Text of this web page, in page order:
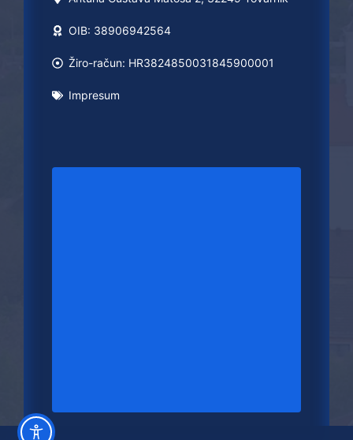
OIB: 38906942564
Žiro-račun: HR3824850031845900001
Impresum